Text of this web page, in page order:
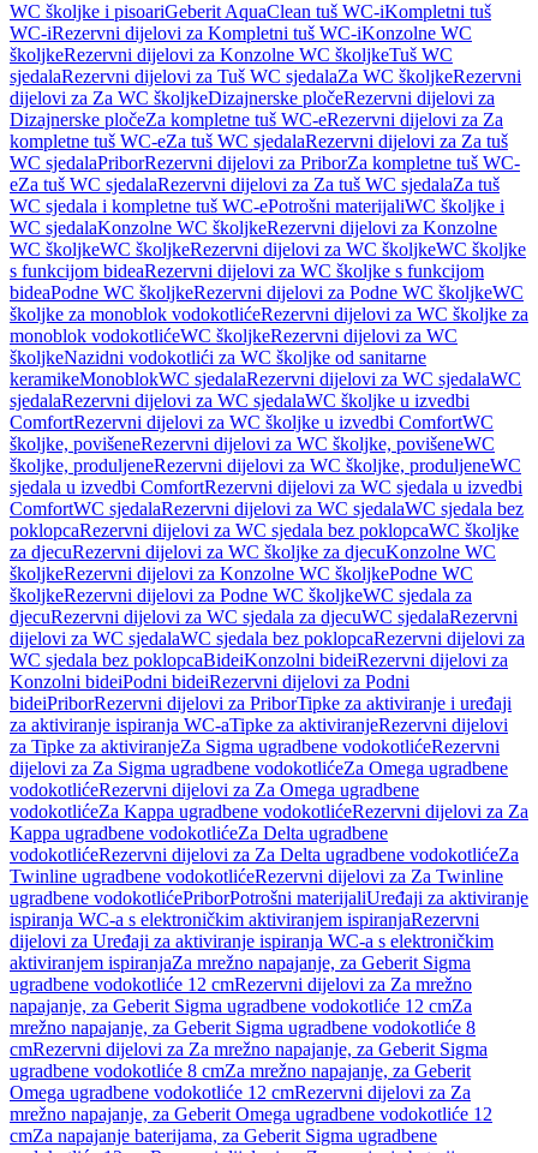
WC školjke i pisoariGeberit AquaClean tuš WC-iKompletni tuš
WC-iRezervni dijelovi za Kompletni tuš WC-iKonzolne WC
školjkeRezervni dijelovi za Konzolne WC školjkeTuš WC
sjedalaRezervni dijelovi za Tuš WC sjedalaZa WC školjkeRezervni
dijelovi za Za WC školjkeDizajnerske pločeRezervni dijelovi za
Dizajnerske pločeZa kompletne tuš WC-eRezervni dijelovi za Za
kompletne tuš WC-eZa tuš WC sjedalaRezervni dijelovi za Za tuš
WC sjedalaPriborRezervni dijelovi za PriborZa kompletne tuš WC-
eZa tuš WC sjedalaRezervni dijelovi za Za tuš WC sjedalaZa tuš
WC sjedala i kompletne tuš WC-ePotrošni materijaliWC školjke i
WC sjedalaKonzolne WC školjkeRezervni dijelovi za Konzolne
WC školjkeWC školjkeRezervni dijelovi za WC školjkeWC školjke
s funkcijom bideaRezervni dijelovi za WC školjke s funkcijom
bideaPodne WC školjkeRezervni dijelovi za Podne WC školjkeWC
školjke za monoblok vodokotlićeRezervni dijelovi za WC školjke za
monoblok vodokotlićeWC školjkeRezervni dijelovi za WC
školjkeNazidni vodokotlići za WC školjke od sanitarne
keramikeMonoblokWC sjedalaRezervni dijelovi za WC sjedalaWC
sjedalaRezervni dijelovi za WC sjedalaWC školjke u izvedbi
ComfortRezervni dijelovi za WC školjke u izvedbi ComfortWC
školjke, povišeneRezervni dijelovi za WC školjke, povišeneWC
školjke, produljeneRezervni dijelovi za WC školjke, produljeneWC
sjedala u izvedbi ComfortRezervni dijelovi za WC sjedala u izvedbi
ComfortWC sjedalaRezervni dijelovi za WC sjedalaWC sjedala bez
poklopcaRezervni dijelovi za WC sjedala bez poklopcaWC školjke
za djecuRezervni dijelovi za WC školjke za djecuKonzolne WC
školjkeRezervni dijelovi za Konzolne WC školjkePodne WC
školjkeRezervni dijelovi za Podne WC školjkeWC sjedala za
djecuRezervni dijelovi za WC sjedala za djecuWC sjedalaRezervni
dijelovi za WC sjedalaWC sjedala bez poklopcaRezervni dijelovi za
WC sjedala bez poklopcaBideiKonzolni bideiRezervni dijelovi za
Konzolni bideiPodni bideiRezervni dijelovi za Podni
bideiPriborRezervni dijelovi za PriborTipke za aktiviranje i uređaji
za aktiviranje ispiranja WC-aTipke za aktiviranjeRezervni dijelovi
za Tipke za aktiviranjeZa Sigma ugradbene vodokotlićeRezervni
dijelovi za Za Sigma ugradbene vodokotlićeZa Omega ugradbene
vodokotlićeRezervni dijelovi za Za Omega ugradbene
vodokotlićeZa Kappa ugradbene vodokotlićeRezervni dijelovi za Za
Kappa ugradbene vodokotlićeZa Delta ugradbene
vodokotlićeRezervni dijelovi za Za Delta ugradbene vodokotlićeZa
Twinline ugradbene vodokotlićeRezervni dijelovi za Za Twinline
ugradbene vodokotlićePriborPotrošni materijaliUređaji za aktiviranje
ispiranja WC-a s elektroničkim aktiviranjem ispiranjaRezervni
dijelovi za Uređaji za aktiviranje ispiranja WC-a s elektroničkim
aktiviranjem ispiranjaZa mrežno napajanje, za Geberit Sigma
ugradbene vodokotliće 12 cmRezervni dijelovi za Za mrežno
napajanje, za Geberit Sigma ugradbene vodokotliće 12 cmZa
mrežno napajanje, za Geberit Sigma ugradbene vodokotliće 8
cmRezervni dijelovi za Za mrežno napajanje, za Geberit Sigma
ugradbene vodokotliće 8 cmZa mrežno napajanje, za Geberit
Omega ugradbene vodokotliće 12 cmRezervni dijelovi za Za
mrežno napajanje, za Geberit Omega ugradbene vodokotliće 12
cmZa napajanje baterijama, za Geberit Sigma ugradbene